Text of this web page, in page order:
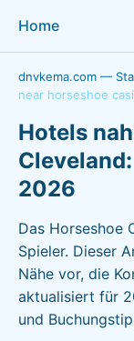
Home
dnvkema.com —
near horseshoe
Hotels
2026
Das Horseshoe
Spieler. Dieser
Nähe vor, die
aktualisiert für
und